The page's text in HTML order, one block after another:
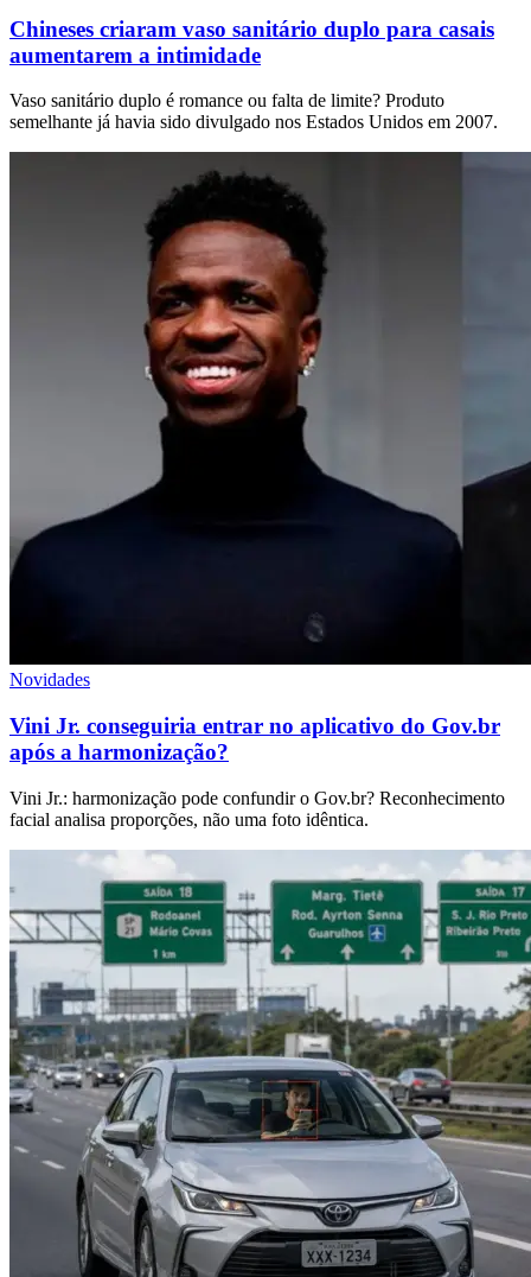
Chineses criaram vaso sanitário duplo para casais
aumentarem a intimidade
Vaso sanitário duplo é romance ou falta de limite? Produto
semelhante já havia sido divulgado nos Estados Unidos em 2007.
Novidades
Vini Jr. conseguiria entrar no aplicativo do Gov.br
após a harmonização?
Vini Jr.: harmonização pode confundir o Gov.br? Reconhecimento
facial analisa proporções, não uma foto idêntica.